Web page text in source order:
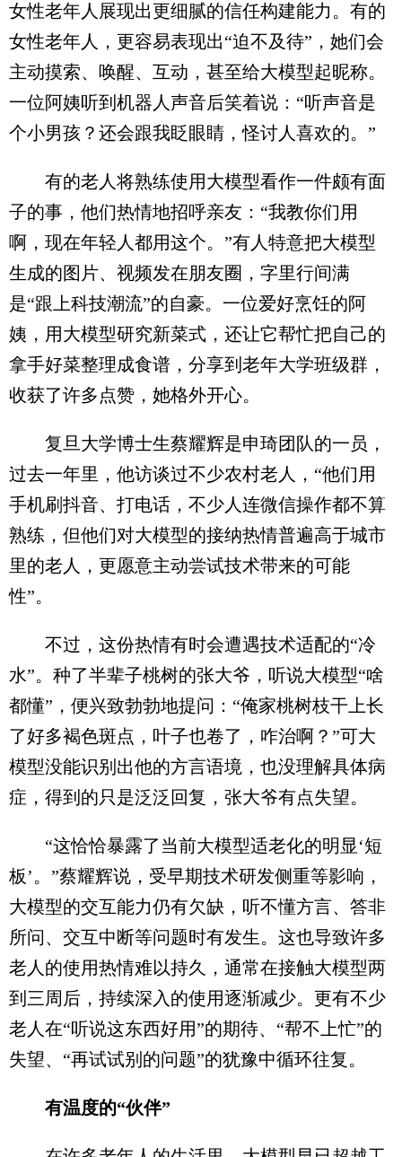
女性老年人展现出更细腻的信任构建能力。有的
女性老年人，更容易表现出“迫不及待”，她们会
主动摸索、唤醒、互动，甚至给大模型起昵称。
一位阿姨听到机器人声音后笑着说：“听声音是
个小男孩？还会跟我眨眼睛，怪讨人喜欢的。”
有的老人将熟练使用大模型看作一件颇有面
子的事，他们热情地招呼亲友：“我教你们用
啊，现在年轻人都用这个。”有人特意把大模型
生成的图片、视频发在朋友圈，字里行间满
是“跟上科技潮流”的自豪。一位爱好烹饪的阿
姨，用大模型研究新菜式，还让它帮忙把自己的
拿手好菜整理成食谱，分享到老年大学班级群，
收获了许多点赞，她格外开心。
复旦大学博士生蔡耀辉是申琦团队的一员，
过去一年里，他访谈过不少农村老人，“他们用
手机刷抖音、打电话，不少人连微信操作都不算
熟练，但他们对大模型的接纳热情普遍高于城市
里的老人，更愿意主动尝试技术带来的可能
性”。
不过，这份热情有时会遭遇技术适配的“冷
水”。种了半辈子桃树的张大爷，听说大模型“啥
都懂”，便兴致勃勃地提问：“俺家桃树枝干上长
了好多褐色斑点，叶子也卷了，咋治啊？”可大
模型没能识别出他的方言语境，也没理解具体病
症，得到的只是泛泛回复，张大爷有点失望。
“这恰恰暴露了当前大模型适老化的明显‘短
板’。”蔡耀辉说，受早期技术研发侧重等影响，
大模型的交互能力仍有欠缺，听不懂方言、答非
所问、交互中断等问题时有发生。这也导致许多
老人的使用热情难以持久，通常在接触大模型两
到三周后，持续深入的使用逐渐减少。更有不少
老人在“听说这东西好用”的期待、“帮不上忙”的
失望、“再试试别的问题”的犹豫中循环往复。
有温度的“伙伴”